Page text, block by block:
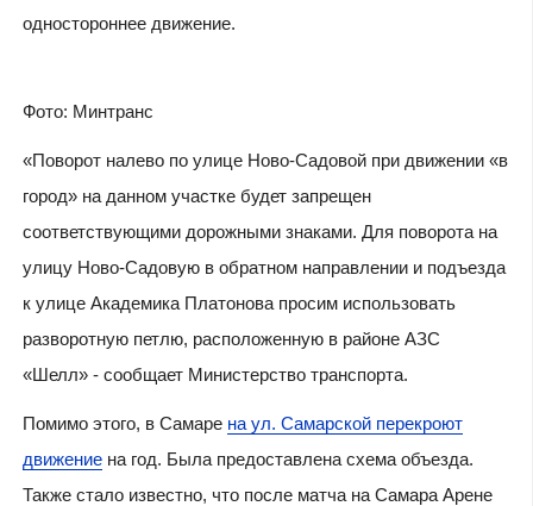
одностороннее движение.
Фото: Минтранс
«Поворот налево по улице Ново-Садовой при движении «в
город» на данном участке будет запрещен
соответствующими дорожными знаками. Для поворота на
улицу Ново-Садовую в обратном направлении и подъезда
к улице Академика Платонова просим использовать
разворотную петлю, расположенную в районе АЗС
«Шелл» - сообщает Министерство транспорта.
Помимо этого, в Самаре на ул. Самарской перекроют
движениена год. Была предоставлена схема объезда.
Также стало известно, что после матча на Самара Арене